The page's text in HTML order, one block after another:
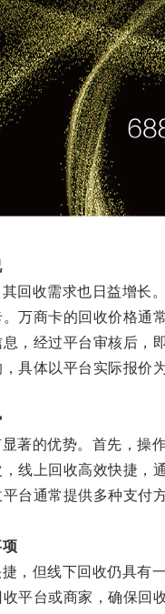
回收需求也日益增长
万商卡的回收价格通
，经过平台审核后，
具体以平台实际报价
著的优势。首先，操
线上回收高效快捷，
台通常提供多种支付
，但线下回收仍具有
平台或商家，确保回